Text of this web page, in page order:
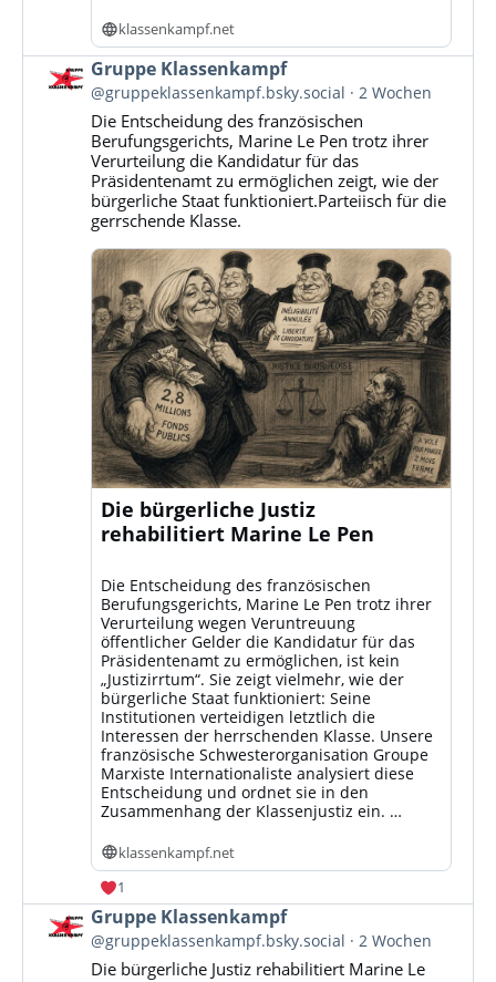
klassenkampf.net
Beitrag
von
Gruppe
Klassenkampf
Bluesky
ansehen
Gruppe Klassenkampf
@gruppeklassenkampf.bsky.social 2 Wochen
Die Entscheidung des französischen
Berufungsgerichts, Marine Le Pen trotz ihrer
Verurteilung die Kandidatur für das
Präsidentenamt zu ermöglichen zeigt, wie der
bürgerliche Staat funktioniert.Parteiisch für die
gerrschende Klasse.
Die bürgerliche Justiz
rehabilitiert Marine Le Pen
Die Entscheidung des französischen
Berufungsgerichts, Marine Le Pen trotz ihrer
Verurteilung wegen Veruntreuung
öffentlicher Gelder die Kandidatur für das
Präsidentenamt zu ermöglichen, ist kein
„Justizirrtum“. Sie zeigt vielmehr, wie der
bürgerliche Staat funktioniert: Seine
Institutionen verteidigen letztlich die
Interessen der herrschenden Klasse. Unsere
französische Schwesterorganisation Groupe
Marxiste Internationaliste analysiert diese
Entscheidung und ordnet sie in den
Zusammenhang der Klassenjustiz ein. …
klassenkampf.net
1
Beitrag
von
Gruppe
Gruppe Klassenkampf
@gruppeklassenkampf.bsky.social 2 Wochen
Die bürgerliche Justiz rehabilitiert Marine Le